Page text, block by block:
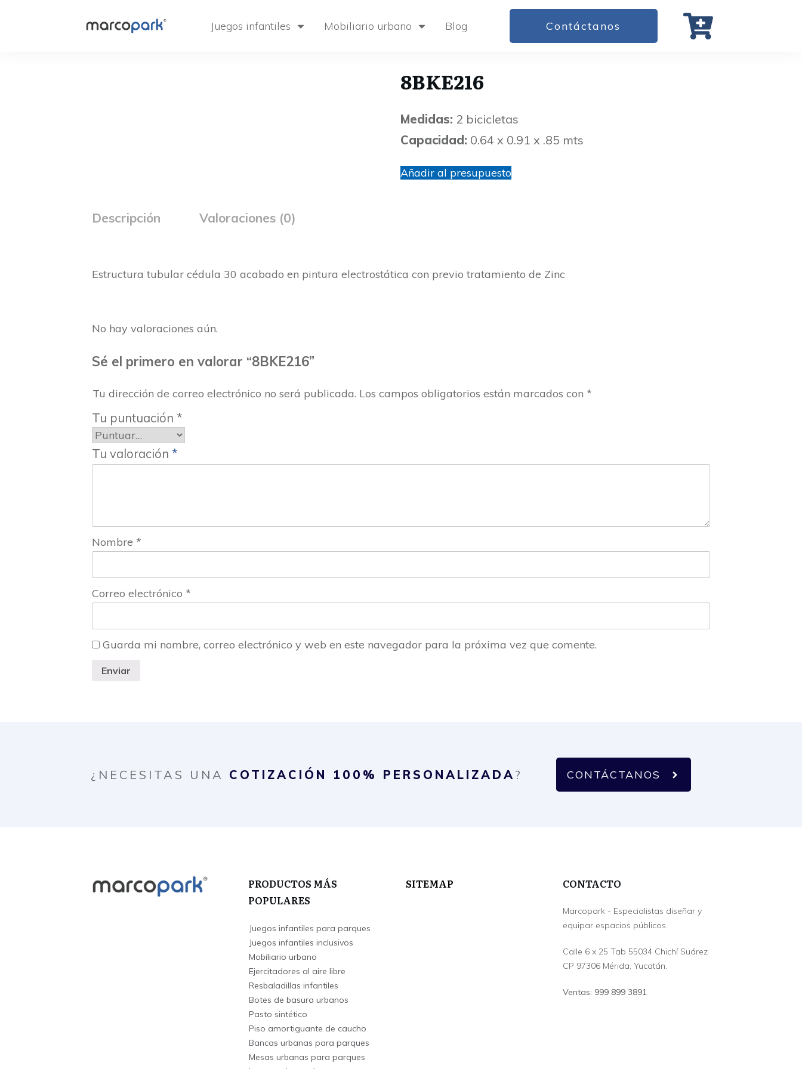
Juegos infantiles Mobiliario urbano Blog Contáctanos
8BKE216
Medidas: 2 bicicletas
Capacidad: 0.64 x 0.91 x .85 mts
Añadir al presupuesto
Descripción Valoraciones (0)
Estructura tubular cédula 30 acabado en pintura electrostática con previo tratamiento de Zinc
No hay valoraciones aún.
Sé el primero en valorar “8BKE216”
Tu dirección de correo electrónico no será publicada. Los campos obligatorios están marcados con *
Tu puntuación *
Tu valoración *
Nombre *
Correo electrónico *
Guarda mi nombre, correo electrónico y web en este navegador para la próxima vez que comente.
Enviar
¿NECESITAS UNA COTIZACIÓN 100% PERSONALIZADA? CONTÁCTANOS
PRODUCTOS MÁS
POPULARES
Juegos infantiles para parques
Juegos infantiles inclusivos
Mobiliario urbano
Ejercitadores al aire libre
Resbaladillas infantiles
Botes de basura urbanos
Pasto sintético
Piso amortiguante de caucho
Bancas urbanas para parques
Mesas urbanas para parques
SITEMAP CONTACTO
Marcopark - Especialistas diseñar y
equipar espacios públicos.
Calle 6 x 25 Tab 55034 Chichí Suárez
CP 97306 Mérida, Yucatán.
Ventas: 999 899 3891